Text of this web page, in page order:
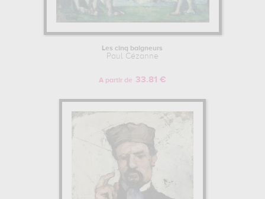
Les cinq baigneurs
Paul Cézanne
A partir de 33.81 €